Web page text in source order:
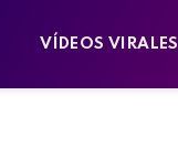
VÍDEOS VIRALES